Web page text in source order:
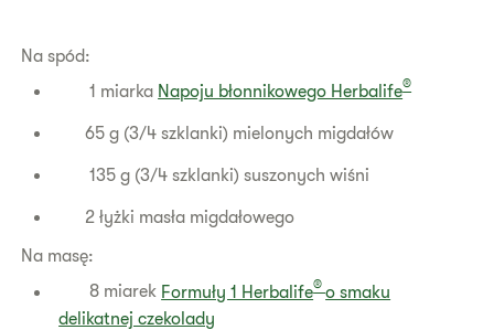
Na spód:
1 miarka Napoju błonnikowego Herbalife®
65 g (3/4 szklanki) mielonych migdałów
135 g (3/4 szklanki) suszonych wiśni
2 łyżki masła migdałowego
Na masę:
8 miarek Formuły 1 Herbalife® o smaku
delikatnej czekolady